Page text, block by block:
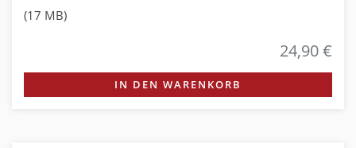
(17 MB)
24,90 €
IN DEN WARENKORB